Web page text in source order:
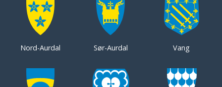
Nord-Aurdal Sør-Aurdal Vang